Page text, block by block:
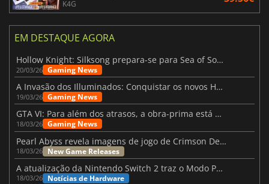
K4G
EM DESTAQUE AGORA
Hollow Knight: Silksong prepara-se para Sea of Sorrow com um patch
20/03/26 Gaming News
A Invasão dos Illuminados: Conquistar os novos Helldivers 2 Atualização!
19/03/26 Gaming News
GTA VI: Para além dos atrasos, a obra-prima está quase a chegar
18/03/26 Gaming News
Pearl Abyss revela imagens de jogo de Crimson Desert para a PS5
18/03/26 New Game Releases
A atualização da Nintendo Switch 2 traz o Modo Portátil aos jogos mais antigos da Switch
18/03/26 Notícias de Hardware